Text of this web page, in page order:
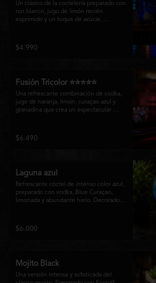
Un clásico de la coctelería preparado con
ron blanco, jugo de limón recién
exprimido y un toque de azúcar,
cóctel equilibrado, de notas cítricas y
sabor intenso, perfecto para disfrutar en
$4.990
Fusión Tricolor ⭐⭐⭐⭐⭐
Una refrescante combinación de vodka,
jugo de naranja, limón, curaçao azul y
granadina que crea un espectacular
los colores tropicales
$6.490
Laguna azul
Refrescante cóctel de intenso color azul,
preparado con vodka, Blue Curaçao,
limonada y abundante hielo. Decorado
final fresco, ideal para cualquier ocasión.
$6.000
Mojito Black
Una versión intensa y sofisticada del